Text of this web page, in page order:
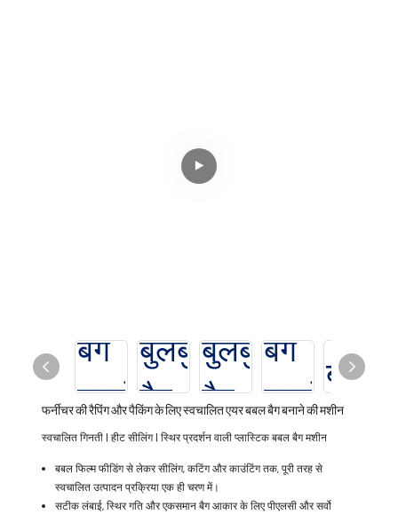
फर्नीचर की रैपिंग और पैकिंग के लिए स्वचालित एयर बबल बैग बनाने की मशीन
स्वचालित गिनती | हीट सीलिंग | स्थिर प्रदर्शन वाली प्लास्टिक बबल बैग मशीन
बबल फिल्म फीडिंग से लेकर सीलिंग, कटिंग और काउंटिंग तक, पूरी तरह से
स्वचालित उत्पादन प्रक्रिया एक ही चरण में।
सटीक लंबाई, स्थिर गति और एकसमान बैग आकार के लिए पीएलसी और सर्वो